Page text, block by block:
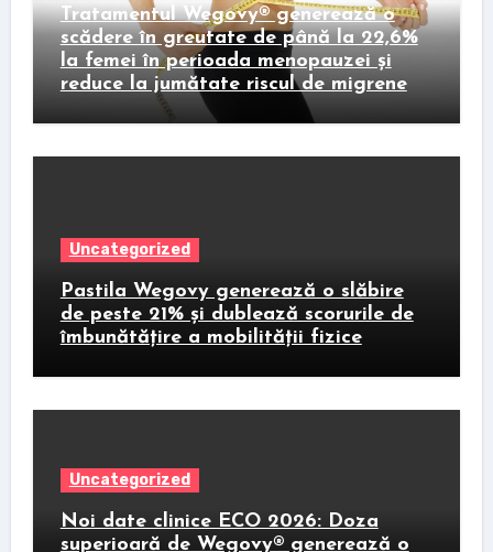
Tratamentul Wegovy® generează o
scădere în greutate de până la 22,6%
la femei în perioada menopauzei și
reduce la jumătate riscul de migrene
Uncategorized
Pastila Wegovy generează o slăbire
de peste 21% și dublează scorurile de
îmbunătățire a mobilității fizice
Uncategorized
Noi date clinice ECO 2026: Doza
superioară de Wegovy® generează o